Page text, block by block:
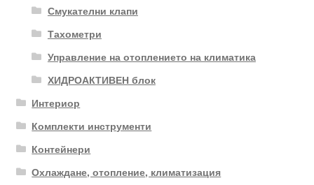
Смукателни клапи
Тахометри
Управление на отоплението на климатика
ХИДРОАКТИВЕН блок
Интериор
Комплекти инструменти
Контейнери
Охлаждане, отопление, климатизация